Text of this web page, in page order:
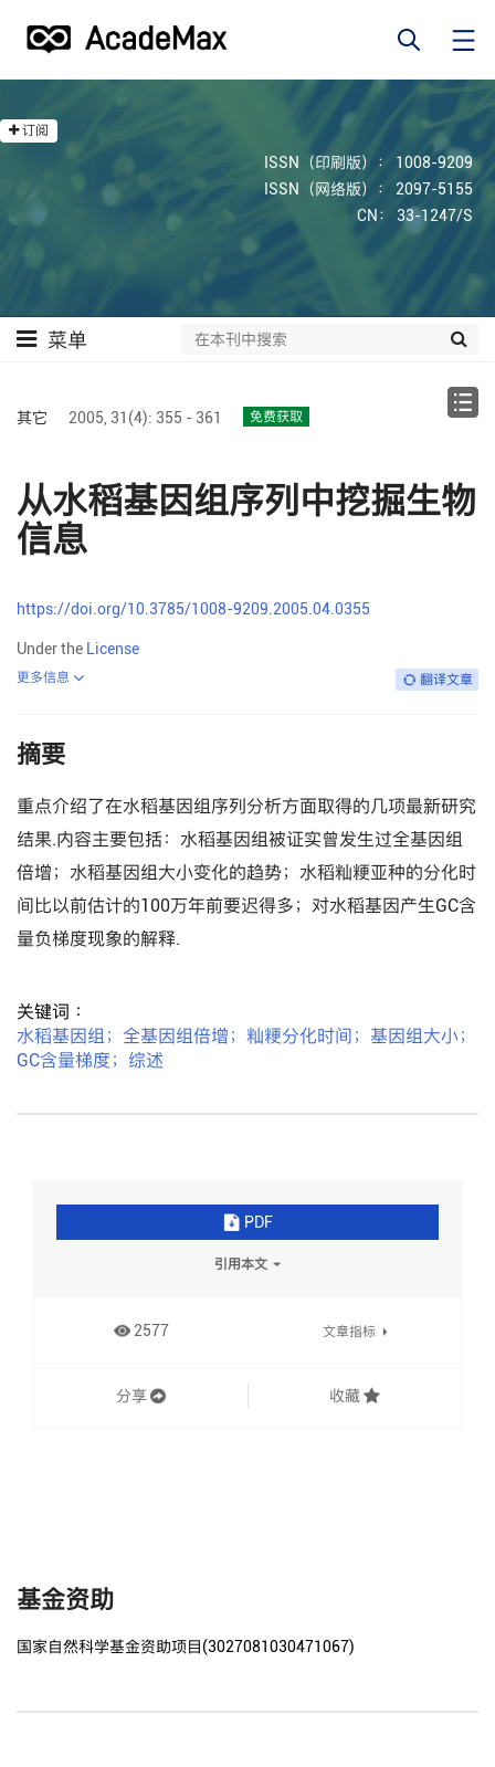
订阅
ISSN（印刷版）： 1008-9209
ISSN（网络版）： 2097-5155
CN： 33-1247/S
菜单
其它 2005, 31(4): 355 - 361 免费获取
从水稻基因组序列中挖掘生物
信息
https://doi.org/10.3785/1008-9209.2005.04.0355
Under the License
更多信息 翻译文章
摘要
重点介绍了在水稻基因组序列分析方面取得的几项最新研究
结果.内容主要包括：水稻基因组被证实曾发生过全基因组
倍增；水稻基因组大小变化的趋势；水稻籼粳亚种的分化时
间比以前估计的100万年前要迟得多；对水稻基因产生GC含
量负梯度现象的解释.
关键词 ：
水稻基因组 ； 全基因组倍增 ； 籼粳分化时间 ； 基因组大小；
GC含量梯度 ； 综述
PDF
引用本文
2577 文章指标
分享 收藏
基金资助
国家自然科学基金资助项目(3027081030471067)